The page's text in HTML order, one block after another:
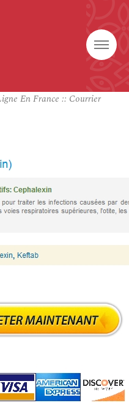
En France :: Courrier